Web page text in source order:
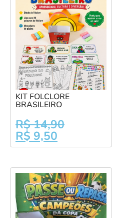
KIT FOLCLORE
BRASILEIRO
R$14,90
R$ 9,50